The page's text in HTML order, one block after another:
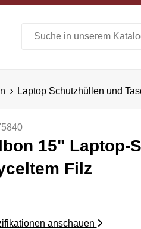
Laptop Schutzhüllen und
15" Laptop-
Filz
anschauen